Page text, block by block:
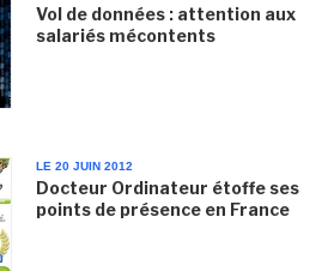
Vol de données : attention aux
salariés mécontents
LE 20 JUIN 2012
Docteur Ordinateur étoffe ses
points de présence en France